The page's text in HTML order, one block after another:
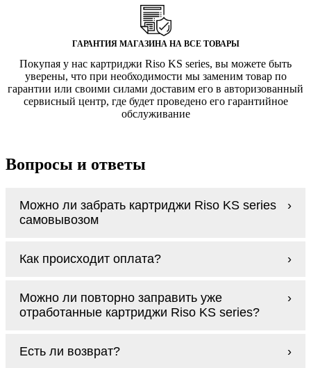
ГАРАНТИЯ МАГАЗИНА НА ВСЕ ТОВАРЫ
Покупая у нас картриджи Riso KS series, вы можете быть
уверены, что при необходимости мы заменим товар по
гарантии или своими силами доставим его в авторизованный
сервисный центр, где будет проведено его гарантийное
обслуживание
Вопросы и ответы
Можно ли забрать картриджи Riso KS series
самовывозом
доставим заказ и сделаем это бесплатно
доставляем Вам картриджи Riso KS series
Как происходит оплата?
наличными курьеру при получении заказа.
Можно ли повторно заправить уже
отработанные картриджи Riso KS series?
процесс проще, в случае с оригиналами
Есть ли возврат?